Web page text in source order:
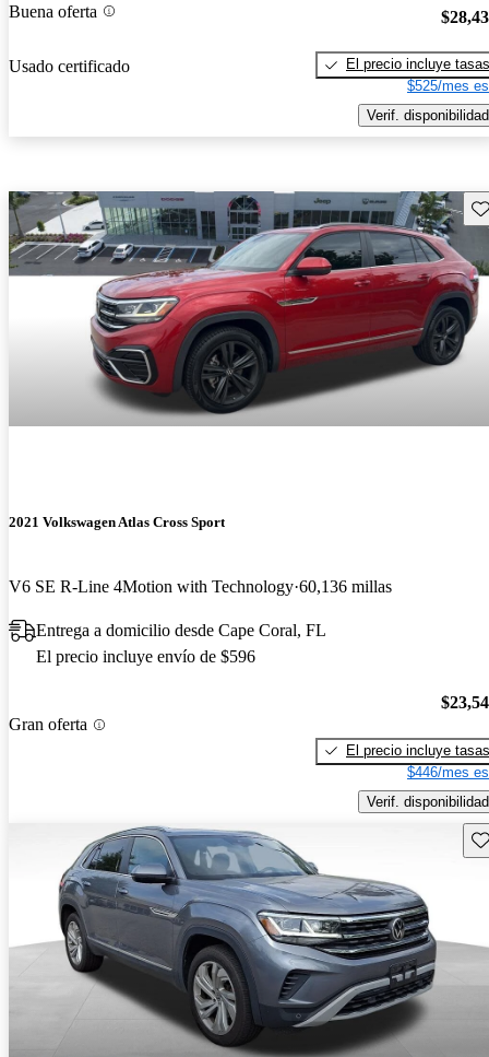
Buena oferta
Usado certificado
El precio incluye tasas
$525/mes
Verif. disponibilidad
2021 Volkswagen Atlas Cross Sport
V6 SE R-Line 4Motion with Technology 60,136 millas
Entrega a domicilio desde Cape Coral, FL
El precio incluye envío de $596
Gran oferta
El precio incluye tasas
$446/mes
Verif. disponibilidad